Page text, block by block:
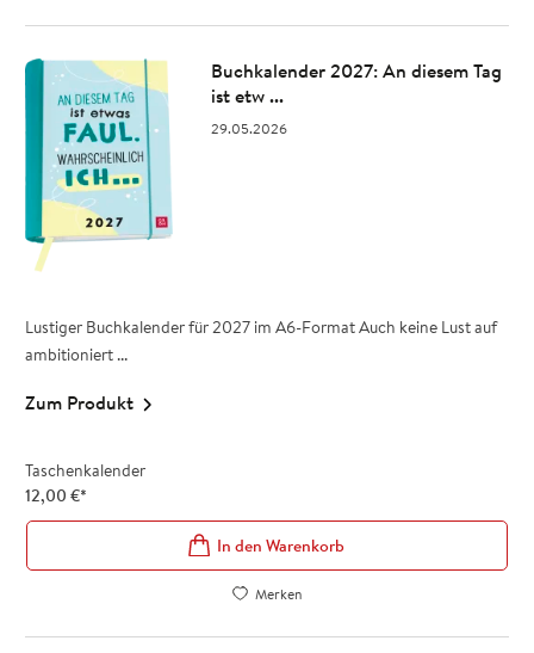
Buchkalender 2027: An diesem Tag
ist etw ...
29.05.2026
Lustiger Buchkalender für 2027 im A6-Format Auch keine Lust auf
ambitioniert ...
Zum Produkt
Taschenkalender
12,00 €*
In den Warenkorb
Merken